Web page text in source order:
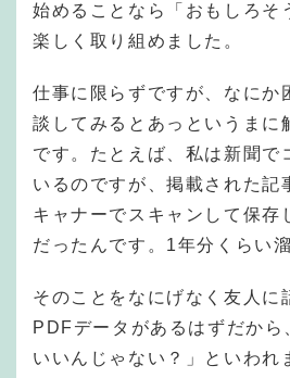
始めることなら「おもしろそ
楽しく取り組めました。
仕事に限らずですが、なにか
談してみるとあっというまに
です。たとえば、私は新聞で
いるのですが、掲載された記
キャナーでスキャンして保存
だったんです。1年分くらい
そのことをなにげなく友人に
PDFデータがあるはずだから
いいんじゃない？」といわれ